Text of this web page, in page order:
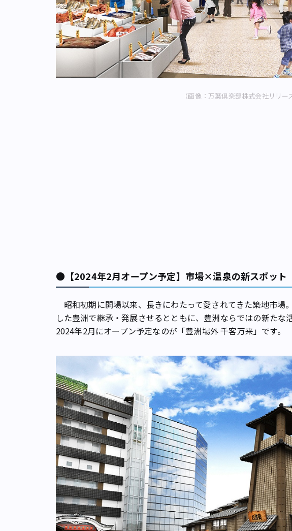
（画像：万葉倶楽部株式会社リリー
●【2024年2月オープン予定】市場×温泉の新スポット
昭和初期に開場以来、長きにわたって愛されてきた築地市場
した豊洲で継承・発展させるとともに、豊洲ならではの新たな
2024年2月にオープン予定なのが「豊洲場外 千客万来」です。